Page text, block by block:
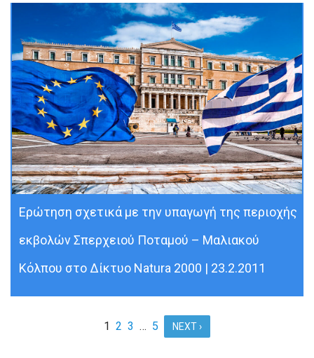
Ερώτηση σχετικά με την υπαγωγή της περιοχής
εκβολών Σπερχειού Ποταμού – Μαλιακού
Κόλπου στο Δίκτυο Natura 2000 | 23.2.2011
1 2 3 … 5 NEXT ›